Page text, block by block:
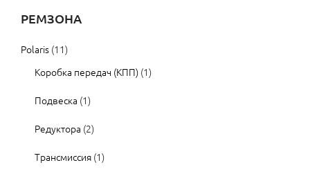
РЕМЗОНА
Polaris (11)
Коробка передач (КПП) (1)
Подвеска (1)
Редуктора (2)
Трансмиссия (1)